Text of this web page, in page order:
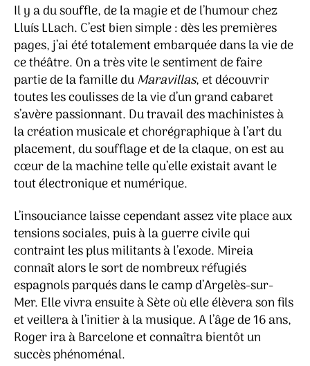
Il y a du souffle, de la magie et de l’humour chez
Lluís LLach. C’est bien simple : dès les premières
pages, j’ai été totalement embarquée dans la vie de
ce théâtre. On a très vite le sentiment de faire
partie de la famille duMaravillas, et découvrir
toutes les coulisses de la vie d’un grand cabaret
s’avère passionnant. Du travail des machinistes à
la création musicale et chorégraphique à l’art du
placement, du soufflage et de la claque, on est au
cœur de la machine telle qu’elle existait avant le
tout électronique et numérique.
L’insouciance laisse cependant assez vite place aux
tensions sociales, puis à la guerre civile qui
contraint les plus militants à l’exode. Mireia
connaît alors le sort de nombreux réfugiés
espagnols parqués dans le camp d’Argelès-sur-
Mer. Elle vivra ensuite à Sète où elle élèvera son fils
et veillera à l’initier à la musique. A l’âge de 16 ans,
Roger ira à Barcelone et connaîtra bientôt un
succès phénoménal.